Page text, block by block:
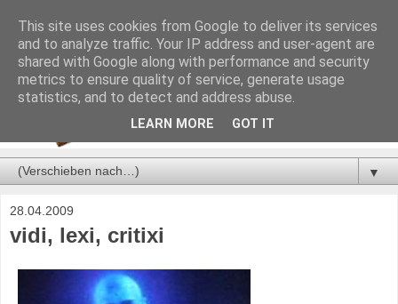
▼
28.04.2009
vidi, lexi, critixi
This site uses cookies from Google to deliver its services
and to analyze traffic. Your IP address and user-agent are
shared with Google along with performance and security
metrics to ensure quality of service, generate usage
statistics, and to detect and address abuse.
LEARN MORE GOT IT